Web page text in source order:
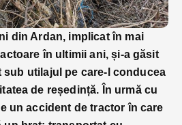
din Ardan, implicat în mai
în ultimii ani, și-a găsit
utilajul pe care-l conducea
de reședință. În urmă cu
un accident de tractor în care